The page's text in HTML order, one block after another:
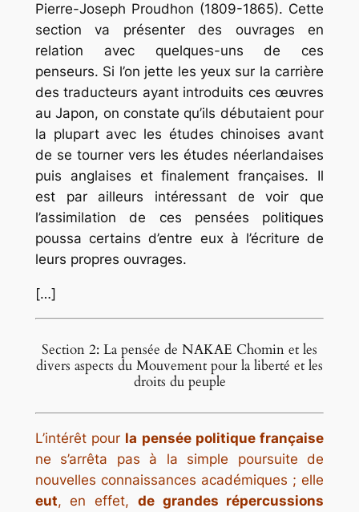
Pierre-Joseph Proudhon (1809-1865). Cette
section va présenter des ouvrages en
relation avec quelques-uns de ces
penseurs. Si l’on jette les yeux sur la carrière
des traducteurs ayant introduits ces œuvres
au Japon, on constate qu’ils débutaient pour
la plupart avec les études chinoises avant
de se tourner vers les études néerlandaises
puis anglaises et finalement françaises. Il
est par ailleurs intéressant de voir que
l’assimilation de ces pensées politiques
poussa certains d’entre eux à l’écriture de
leurs propres ouvrages.
[…]
Section 2: La pensée de NAKAE Chomin et les
divers aspects du Mouvement pour la liberté et les
droits du peuple
L’intérêt pour la pensée politique française
ne s’arrêta pas à la simple poursuite de
nouvelles connaissances académiques ; elle
eut, en effet, de grandes répercussions